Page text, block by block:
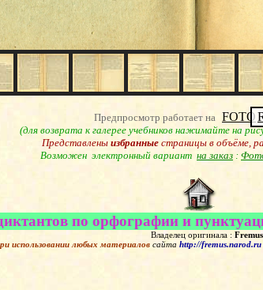
Предпросмотр работает на FOTO
(для возврата к галерее учебников нажимайте на
Представлены избранныестраницы в объёме,
Возможен электронный вариант на заказ :
по орфографии и
Владелец оригинала : Fremus
использовании любых материалов сайта http://fremus.narod.ru